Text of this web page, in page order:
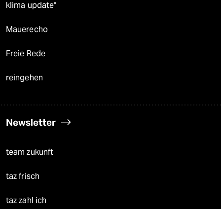
klima update°
Mauerecho
Freie Rede
reingehen
Newsletter
team zukunft
taz frisch
taz zahl ich